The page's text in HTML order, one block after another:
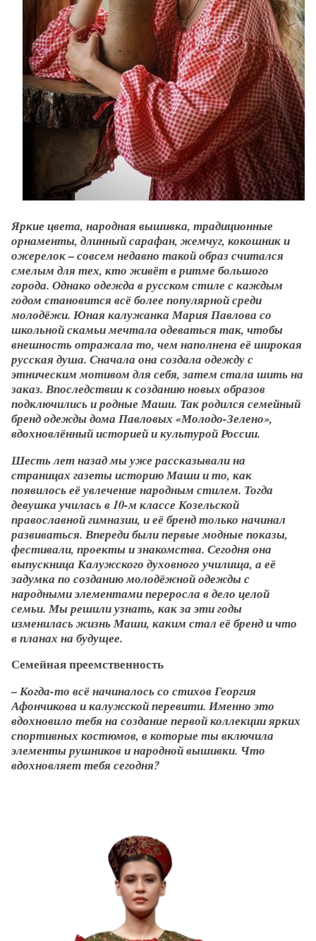
Яркие цвета, народная вышивка, традиционные
орнаменты, длинный сарафан, жемчуг, кокошник и
ожерелок – совсем недавно такой образ считался
смелым для тех, кто живёт в ритме большого
города. Однако одежда в русском стиле с каждым
годом становится всё более популярной среди
молодёжи. Юная калужанка Мария Павлова со
школьной скамьи мечтала одеваться так, чтобы
внешность отражала то, чем наполнена её широкая
русская душа. Сначала она создала одежду с
этническим мотивом для себя, затем стала шить на
заказ. Впоследствии к созданию новых образов
подключились и родные Маши. Так родился семейный
бренд одежды дома Павловых «Молодо-Зелено»,
вдохновлённый историей и культурой России.
Шесть лет назад мы уже рассказывали на
страницах газеты историю Маши и то, как
появилось её увлечение народным стилем. Тогда
девушка училась в 10-м классе Козельской
православной гимназии, и её бренд только начинал
развиваться. Впереди были первые модные показы,
фестивали, проекты и знакомства. Сегодня она
выпускница Калужского духовного училища, а её
задумка по созданию молодёжной одежды с
народными элементами переросла в дело целой
семьи. Мы решили узнать, как за эти годы
изменилась жизнь Маши, каким стал её бренд и что
в планах на будущее.
Семейная преемственность
– Когда-то всё начиналось со стихов Георгия
Афончикова и калужской перевити. Именно это
вдохновило тебя на создание первой коллекции ярких
спортивных костюмов, в которые ты включила
элементы рушников и народной вышивки. Что
вдохновляет тебя сегодня?